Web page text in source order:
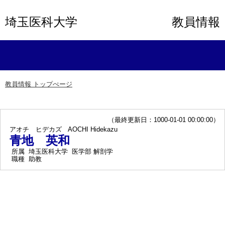
埼玉医科大学 教員情報
教員情報 トップぺージ
（最終更新日：1000-01-01 00:00:00）
アオチ ヒデカズ
AOCHI Hidekazu
青地 英和
所属 埼玉医科大学 医学部 解剖学
職種 助教